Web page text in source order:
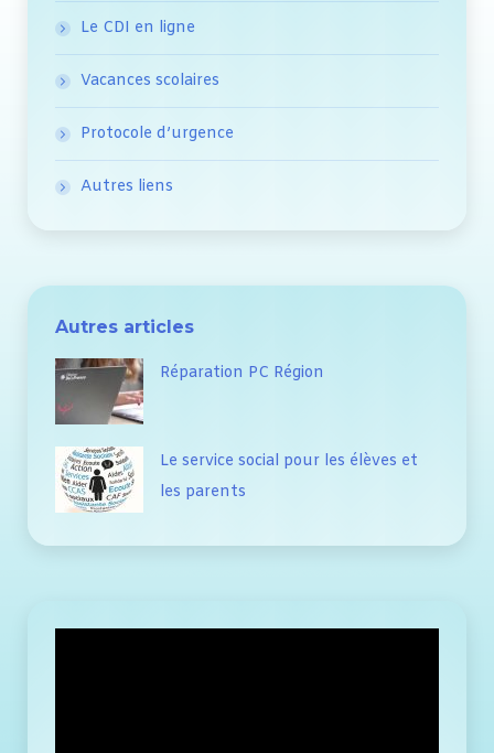
Le CDI en ligne
Vacances scolaires
Protocole d’urgence
Autres liens
Autres articles
Réparation PC Région
Le service social pour les élèves et
les parents